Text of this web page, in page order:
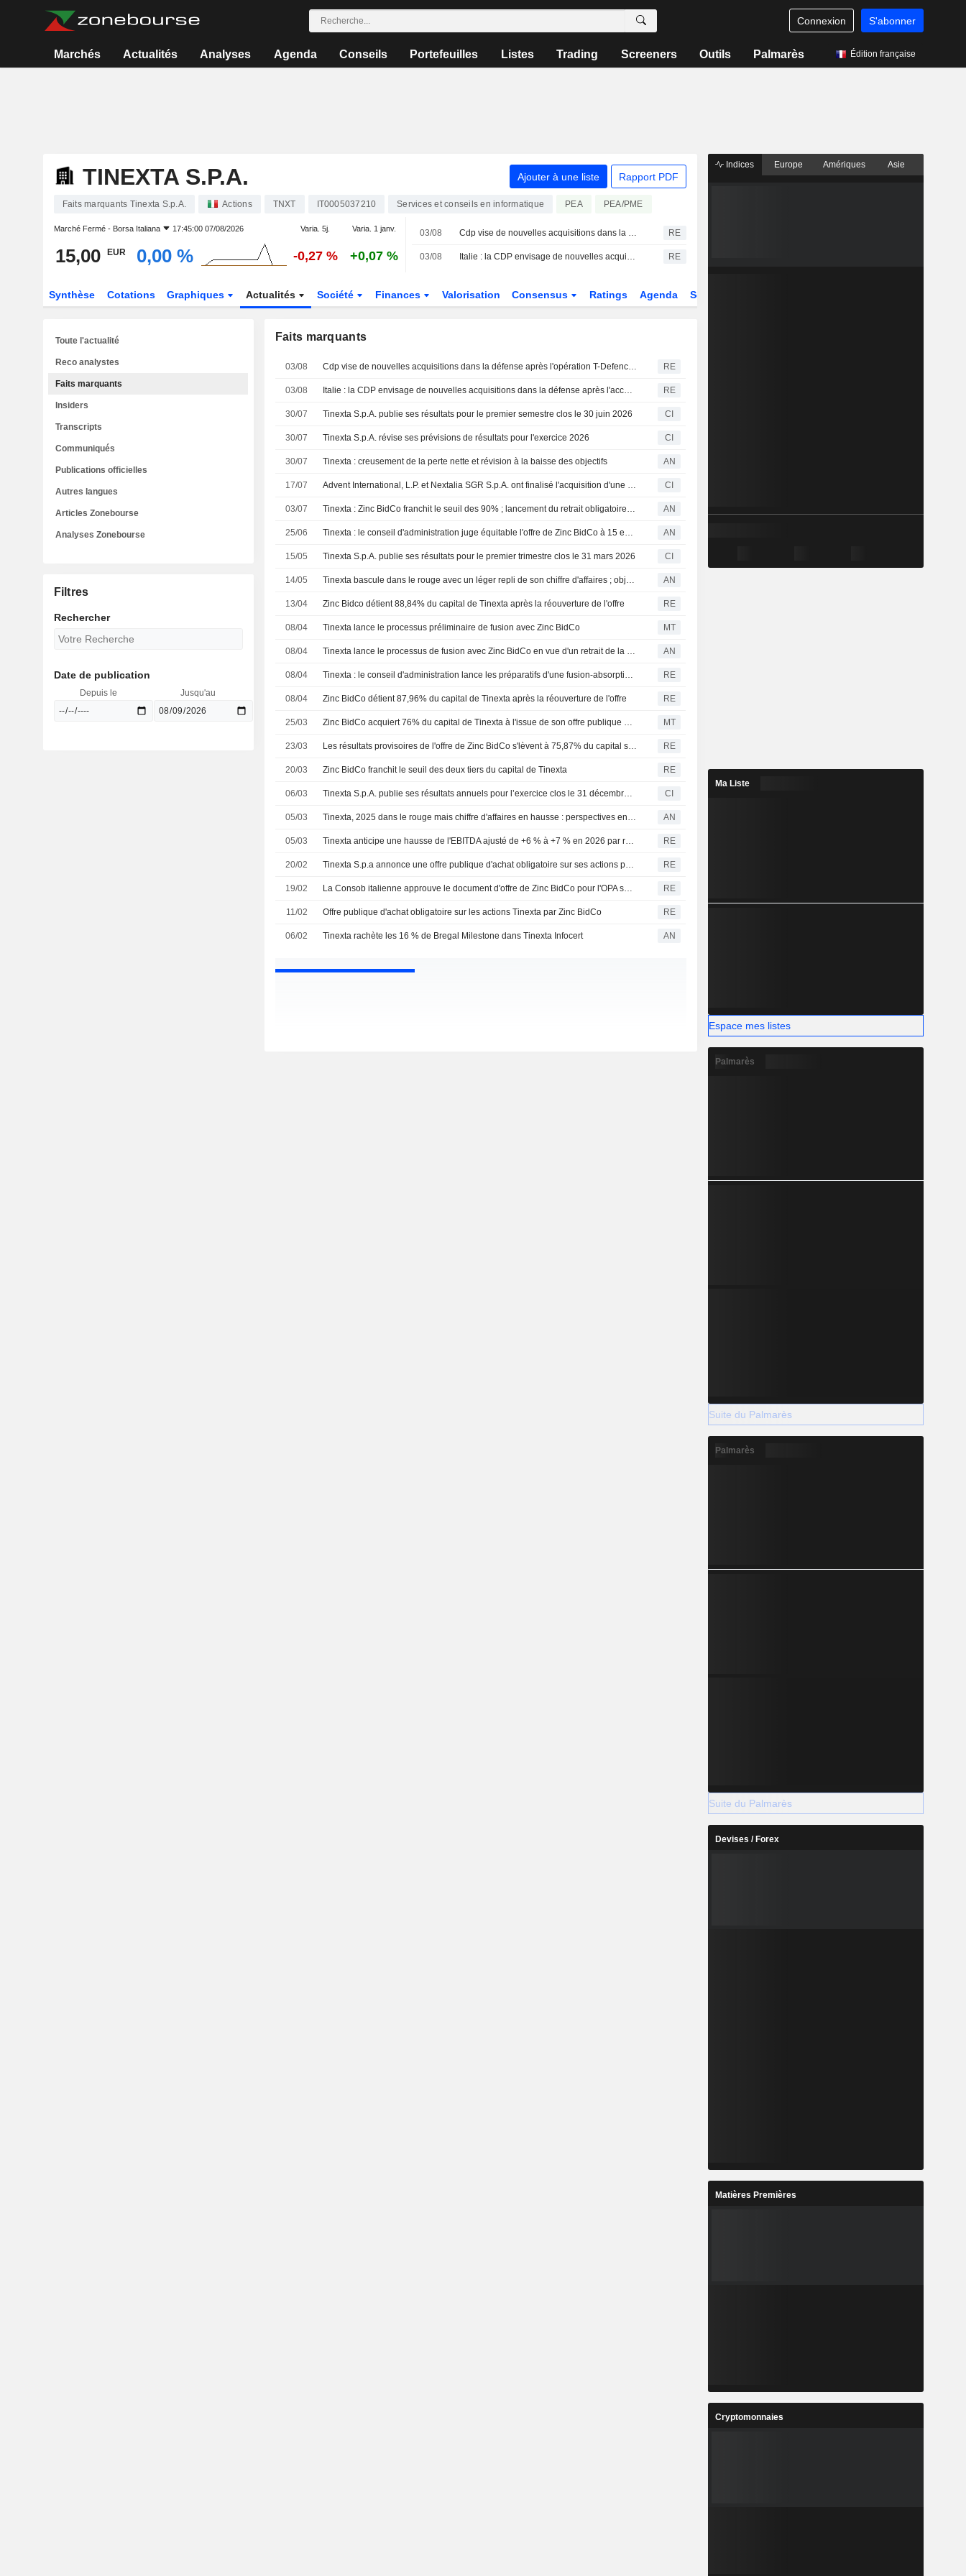
Connexion S'abonner
Marchés Actualités Analyses Agenda Conseils Portefeuilles Listes Trading Screeners Outils Palmarès Édition française
TINEXTA S.P.A. Ajouter à une liste Rapport PDF
Faits marquants Tinexta S.p.A. Actions TNXT IT0005037210 Services et conseils en informatique PEA PEA/PME
Marché Fermé - Borsa Italiana 17:45:00 07/08/2026 Varia. 5j. Varia. 1 janv.
15,00 EUR 0,00 % -0,27 % +0,07 %
03/08 Cdp vise de nouvelles acquisitions dans la défense après l'opération T-Defence - sources RE
03/08 Italie : la CDP envisage de nouvelles acquisitions dans la défense après l'accord sur T-Defence, selon des sources RE
Synthèse Cotations Graphiques Actualités Société Finances Valorisation Consensus Ratings Agenda Secteur
Faits marquants
03/08 Cdp vise de nouvelles acquisitions dans la défense après l'opération T-Defence - sources RE
03/08 Italie : la CDP envisage de nouvelles acquisitions dans la défense après l'accord sur T-Defence, selon des sources RE
30/07 Tinexta S.p.A. publie ses résultats pour le premier semestre clos le 30 juin 2026 CI
30/07 Tinexta S.p.A. révise ses prévisions de résultats pour l'exercice 2026 CI
30/07 Tinexta : creusement de la perte nette et révision à la baisse des objectifs AN
17/07 Advent International, L.P. et Nextalia SGR S.p.A. ont finalisé l'acquisition d'une participation supplémentaire de 10,01 % dans Tinexta S.p.A. (BIT:TNXT). CI
03/07 Tinexta : Zinc BidCo franchit le seuil des 90% ; lancement du retrait obligatoire et de la radiation de la cote AN
25/06 Tinexta : le conseil d'administration juge équitable l'offre de Zinc BidCo à 15 euros AN
15/05 Tinexta S.p.A. publie ses résultats pour le premier trimestre clos le 31 mars 2026 CI
14/05 Tinexta bascule dans le rouge avec un léger repli de son chiffre d'affaires ; objectifs confirmés AN
13/04 Zinc Bidco détient 88,84% du capital de Tinexta après la réouverture de l'offre RE
08/04 Tinexta lance le processus préliminaire de fusion avec Zinc BidCo MT
08/04 Tinexta lance le processus de fusion avec Zinc BidCo en vue d'un retrait de la cote à Milan AN
08/04 Tinexta : le conseil d'administration lance les préparatifs d'une fusion-absorption par Zinc BidCo RE
08/04 Zinc BidCo détient 87,96% du capital de Tinexta après la réouverture de l'offre RE
25/03 Zinc BidCo acquiert 76% du capital de Tinexta à l'issue de son offre publique d'achat obligatoire MT
23/03 Les résultats provisoires de l'offre de Zinc BidCo s'lèvent à 75,87% du capital social de Tinexta RE
20/03 Zinc BidCo franchit le seuil des deux tiers du capital de Tinexta RE
06/03 Tinexta S.p.A. publie ses résultats annuels pour l’exercice clos le 31 décembre 2025 CI
05/03 Tinexta, 2025 dans le rouge mais chiffre d'affaires en hausse : perspectives en progression AN
05/03 Tinexta anticipe une hausse de l'EBITDA ajusté de +6 % à +7 % en 2026 par rapport à 2025 RE
20/02 Tinexta S.p.a annonce une offre publique d'achat obligatoire sur ses actions par Zinc BidCo RE
19/02 La Consob italienne approuve le document d'offre de Zinc BidCo pour l'OPA sur Tinexta RE
11/02 Offre publique d'achat obligatoire sur les actions Tinexta par Zinc BidCo RE
06/02 Tinexta rachète les 16 % de Bregal Milestone dans Tinexta Infocert AN
Toute l'actualité
Reco analystes
Faits marquants
Insiders
Transcripts
Communiqués
Publications officielles
Autres langues
Articles Zonebourse
Analyses Zonebourse
Filtres
Rechercher
Date de publication
Depuis le Jusqu'au
Indices Europe Amériques Asie
Ma Liste
Espace mes listes
Palmarès
Suite du Palmarès
Palmarès
Suite du Palmarès
Devises / Forex
Matières Premières
Cryptomonnaies